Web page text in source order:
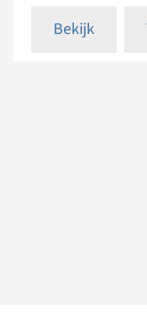
Bekijk